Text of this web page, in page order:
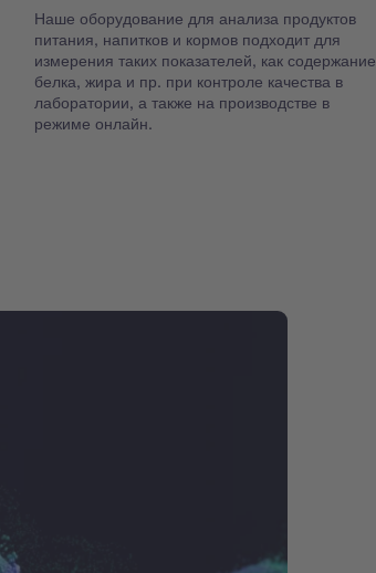
Наше оборудование для анализа продуктов
питания, напитков и кормов подходит для
измерения таких показателей, как содержание
белка, жира и пр. при контроле качества в
лаборатории, а также на производстве в
режиме онлайн.